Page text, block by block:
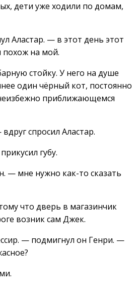
дети уже ходили по домам,
Аластар. — в этот день этот
похож на мой.
стойку. У него на душе
один чёрный кот, постоянно
приближающемся
спросил Аластар.
губу.
— мне нужно как-то сказать
что дверь в магазинчик
возник сам Джек.
— подмигнул он Генри. —